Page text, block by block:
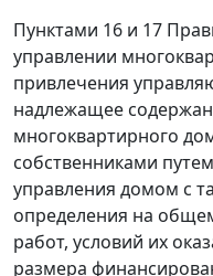
Пунктами 16 и 17
управлении
привлечения
надлежащее
многоквартирного
собственниками
управления домом с
определения на
работ, условий их
размера